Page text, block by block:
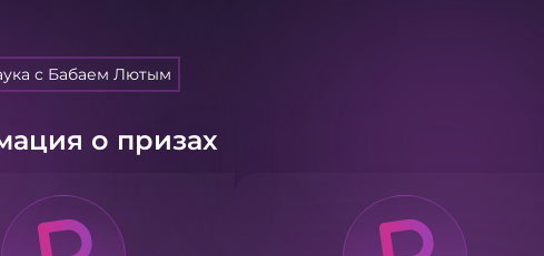
с Бабаем Лютым
о призах